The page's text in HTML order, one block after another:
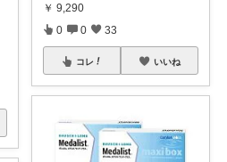
￥ 9,290
0 0 33
コレ いいね